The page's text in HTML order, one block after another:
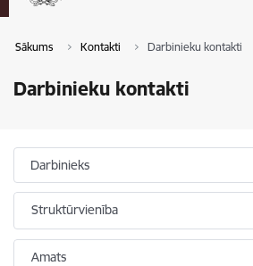
Sākums Kontakti Darbinieku kontakti
Darbinieku kontakti
Darbinieks
Struktūrvienība
Amats